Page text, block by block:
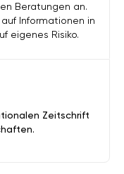
Zeitschrift
Beratungen an.
Informationen in
eigenes Risiko.